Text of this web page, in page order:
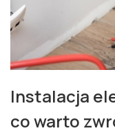
Instalacja
co warto